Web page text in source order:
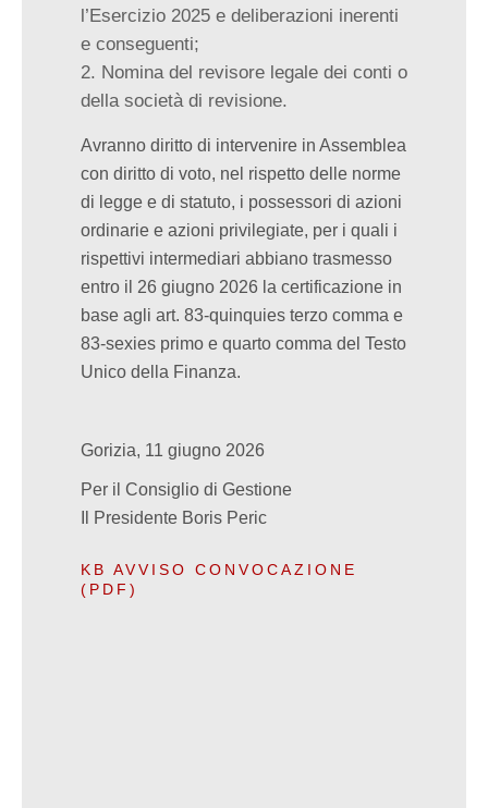
l’Esercizio 2025 e deliberazioni inerenti
e conseguenti;
Nomina del revisore legale dei conti o
della società di revisione.
Avranno diritto di intervenire in Assemblea
con diritto di voto, nel rispetto delle norme
di legge e di statuto, i possessori di azioni
ordinarie e azioni privilegiate, per i quali i
rispettivi intermediari abbiano trasmesso
entro il 26 giugno 2026 la certificazione in
base agli art. 83-quinquies terzo comma e
83-sexies primo e quarto comma del Testo
Unico della Finanza.
Gorizia, 11 giugno 2026
Per il Consiglio di Gestione
Il Presidente Boris Peric
KB AVVISO CONVOCAZIONE
(PDF)